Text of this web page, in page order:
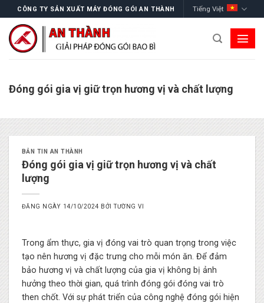
to
content
CÔNG TY SẢN XUẤT MÁY ĐÓNG GÓI AN THÀNH Tiếng Việt
Đóng gói gia vị giữ trọn hương vị và chất lượng
BẢN TIN AN THÀNH
Đóng gói gia vị giữ trọn hương vị và chất
lượng
ĐĂNG NGÀY 14/10/2024 BỞI TƯỜNG VI
Trong ẩm thực, gia vị đóng vai trò quan trọng trong việc
tạo nên hương vị đặc trưng cho mỗi món ăn. Để đảm
bảo hương vị và chất lượng của gia vị không bị ảnh
hưởng theo thời gian, quá trình đóng gói đóng vai trò
then chốt. Với sự phát triển của công nghệ đóng gói hiện